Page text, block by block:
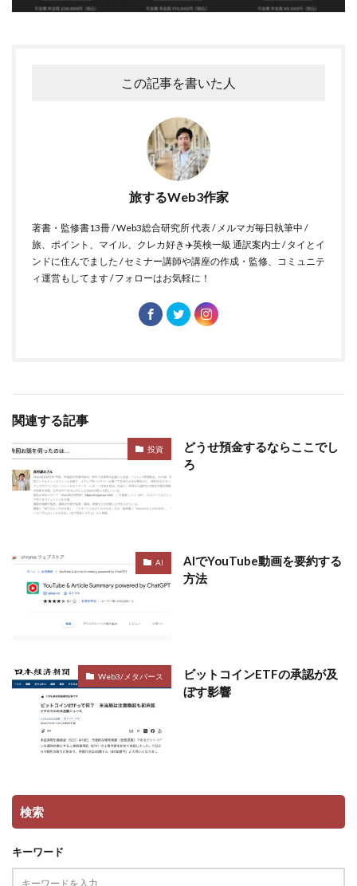
この記事を書いた人
旅するWeb3作家
著書・監修書13冊 / Web3総合研究所 代表 / メルマガ毎日執筆中 /
旅、ポイント、マイル、クレカ好き✈️英検一級 通訳案内士 / タイとイ
ンドに住んでました / セミナー講師や講座の作成・監修、コミュニテ
ィ運営もしてます / フォローはお気軽に！
関連する記事
投資
どうせ預金するならここでし
ろ
AI
AIでYouTube動画を要約する
方法
Web3/メタバース
ビットコインETFの承認が及
ぼす影響
検索
キーワード